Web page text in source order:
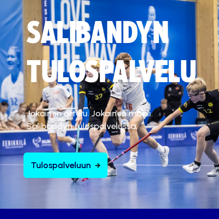
SALIBANDYN
TULOSPALVELU
Jokainen ottelu. Jokainen maali.
Salibandyn tulospalvelussa.
Tulospalveluun